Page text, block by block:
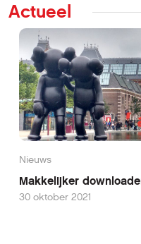
Actueel
Nieuws
Makkelijker
30 oktober 2021